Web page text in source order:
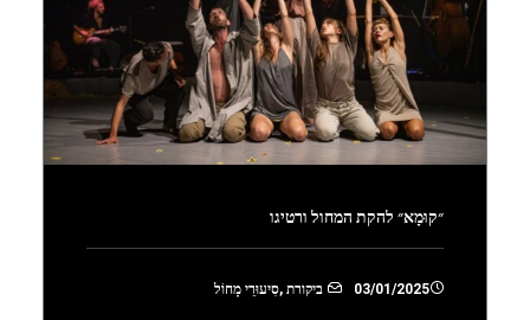
״קוּמָא״ להקת המחול ורטיגו
03/01/2025 ביקורת ,סִיעוּרֵי מָחוֹל